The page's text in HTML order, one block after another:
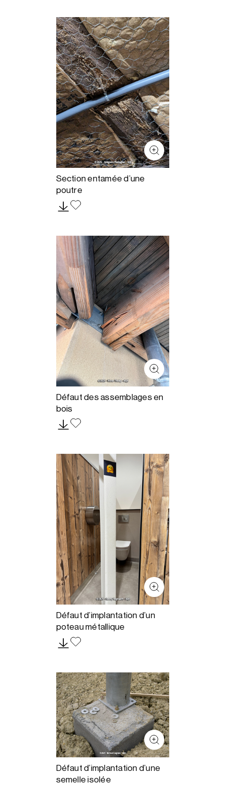
Section entamée d’une
poutre
Défaut des assemblages en
bois
Défaut d’implantation d’un
poteau métallique
Défaut d’implantation d’une
semelle isolée